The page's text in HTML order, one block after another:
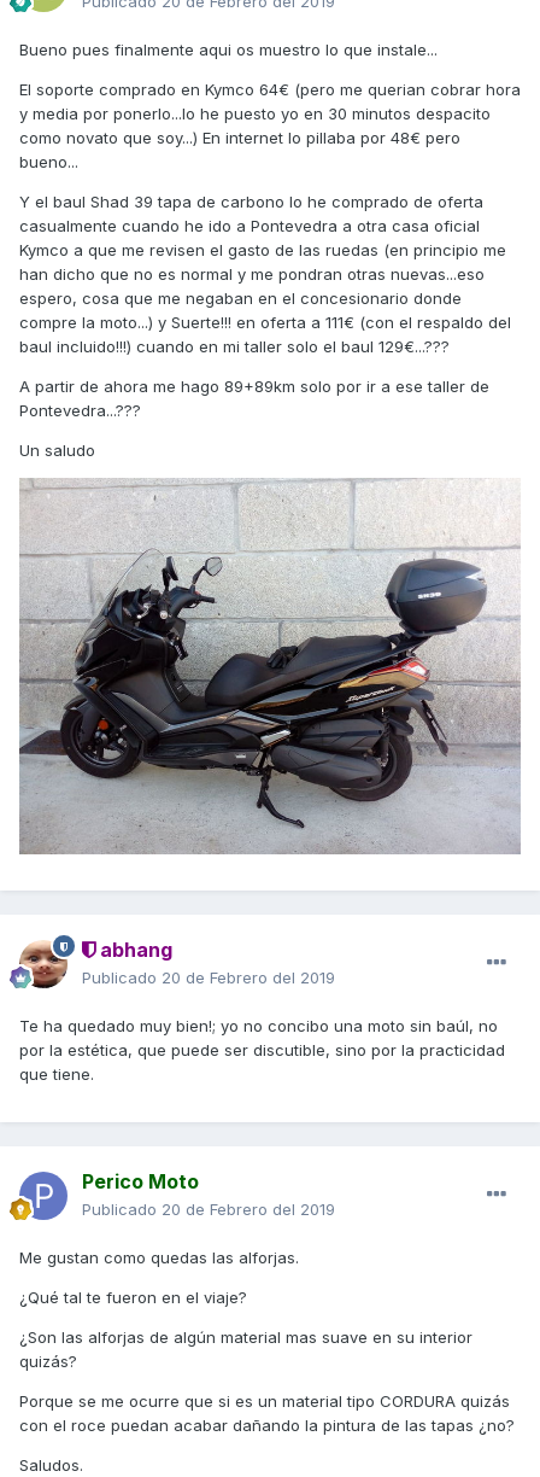
Bueno pues finalmente aqui os muestro lo que instale...
El soporte comprado en Kymco 64€ (pero me querian cobrar hora
y media por ponerlo...lo he puesto yo en 30 minutos despacito
como novato que soy...) En internet lo pillaba por 48€ pero
bueno...
Y el baul Shad 39 tapa de carbono lo he comprado de oferta
casualmente cuando he ido a Pontevedra a otra casa oficial
Kymco a que me revisen el gasto de las ruedas (en principio me
han dicho que no es normal y me pondran otras nuevas...eso
espero, cosa que me negaban en el concesionario donde
compre la moto...) y Suerte!!! en oferta a 111€ (con el respaldo del
baul incluido!!!) cuando en mi taller solo el baul 129€...???
A partir de ahora me hago 89+89km solo por ir a ese taller de
Pontevedra...???
Un saludo
abhang
Publicado 20 de Febrero del 2019
Te ha quedado muy bien!; yo no concibo una moto sin baúl, no
por la estética, que puede ser discutible, sino por la practicidad
que tiene.
Perico Moto
Publicado 20 de Febrero del 2019
Me gustan como quedas las alforjas.
¿Qué tal te fueron en el viaje?
¿Son las alforjas de algún material mas suave en su interior
quizás?
Porque se me ocurre que si es un material tipo CORDURA quizás
con el roce puedan acabar dañando la pintura de las tapas ¿no?
Saludos.